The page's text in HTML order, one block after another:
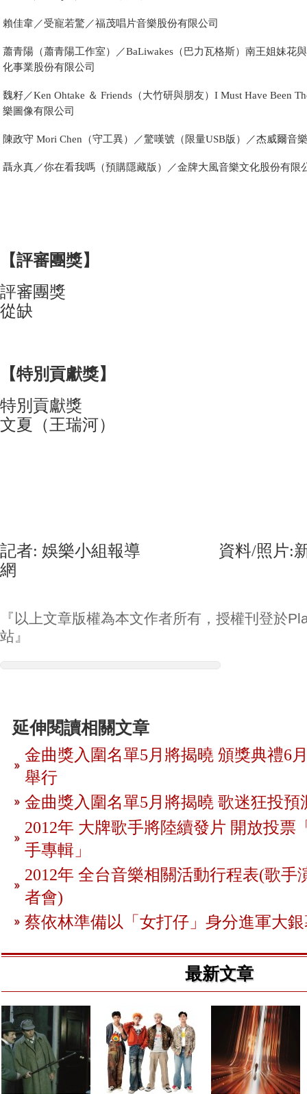
賴佳韋／受寵若驚／福茂唱片音樂股份有限公司
蕭青陽（蕭青陽工作室）／BaLiwakes（巴力瓦格斯）南王姐妹花
化事業股份有限公司
魏籽／Ken Ohtake ＆ Friends（大竹研與朋友）I Must Have Been
樂圖像有限公司
陳政守 Mori Chen（守工異）／驚嘆號（限量USB版）／杰威爾音
聶永真／你在看我嗎（預購隱藏版）／金牌大風音樂文化股份有限
【評審團獎】
評審團獎
從缺
【特別貢獻獎】
特別貢獻獎
文夏（王瑞河）
記者: 娛樂小組報導 資料/照片:新
網
『以上文章版權為本文作者所有，授權刊登於
站』
延伸閱讀相關文章
金曲獎入圍名單5月將揭曉 頒獎典禮6
舉行
金曲獎入圍名單5月將揭曉 歌迷狂投預
2012年 大牌歌手將陸續發片 開放投票
手專輯」
2012年 全台音樂相關活動行程表(歌手
者會)
蔡依林準備以「女打仔」身分進軍大
最新文章